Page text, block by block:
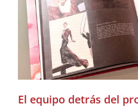
El equipo detrás del